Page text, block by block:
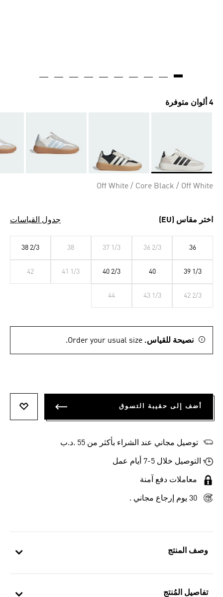
وصف المنتج
تفاصيل المُنتج
4 ألوان متوفرة
Off White / Core Black / Off White
اختر مقاس (EU) جدول القياسات
36
36 2/3
37 1/3
38
38 2/3
39 1/3
40
40 2/3
41 1/3
42
42 2/3
43 1/3
44
نصيحة للقياس. Order your usual size.
أضف إلى حقيبة التسوق
توصيل مجاني عند الشراء بأكثر من 55 .د.ب‎
التوصيل خلال 5-7 أيام عمل
معاملات دفع آمنة